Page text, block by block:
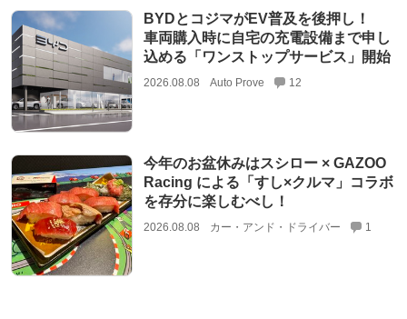
BYDとコジマがEV普及を後押し！
車両購入時に自宅の充電設備まで申し
込める「ワンストップサービス」開始
2026.08.08 Auto Prove 12
今年のお盆休みはスシロー × GAZOO
Racing による「すし×クルマ」コラボ
を存分に楽しむべし！
2026.08.08 カー・アンド・ドライバー 1